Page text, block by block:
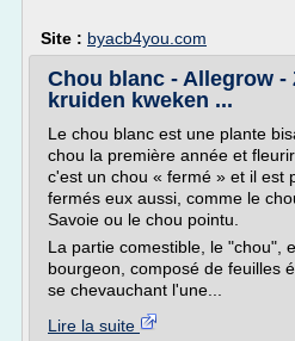
Site : byacb4you.com
Chou blanc - Allegrow -
kruiden kweken ...
Le chou blanc est une plante
chou la première année et
c'est un chou « fermé » et il est
fermés eux aussi, comme le
Savoie ou le chou pointu.
La partie comestible, le "chou",
bourgeon, composé de feuilles
se chevauchant l'une...
Lire la suite